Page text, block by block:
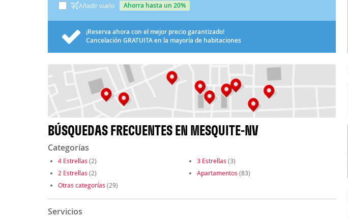
Añadir vuelo ahorra hasta un 20%
¡Reserva ahora con el mejor precio garantizado!
Cancelación GRATUITAen la mayoría de habitaciones
BÚSQUEDAS FRECUENTES EN MESQUITE-NV
Categorías
4 Estrellas (2) 3 Estrellas (3)
2 Estrellas (2) Apartamentos (83)
Otras categorías (29)
Servicios